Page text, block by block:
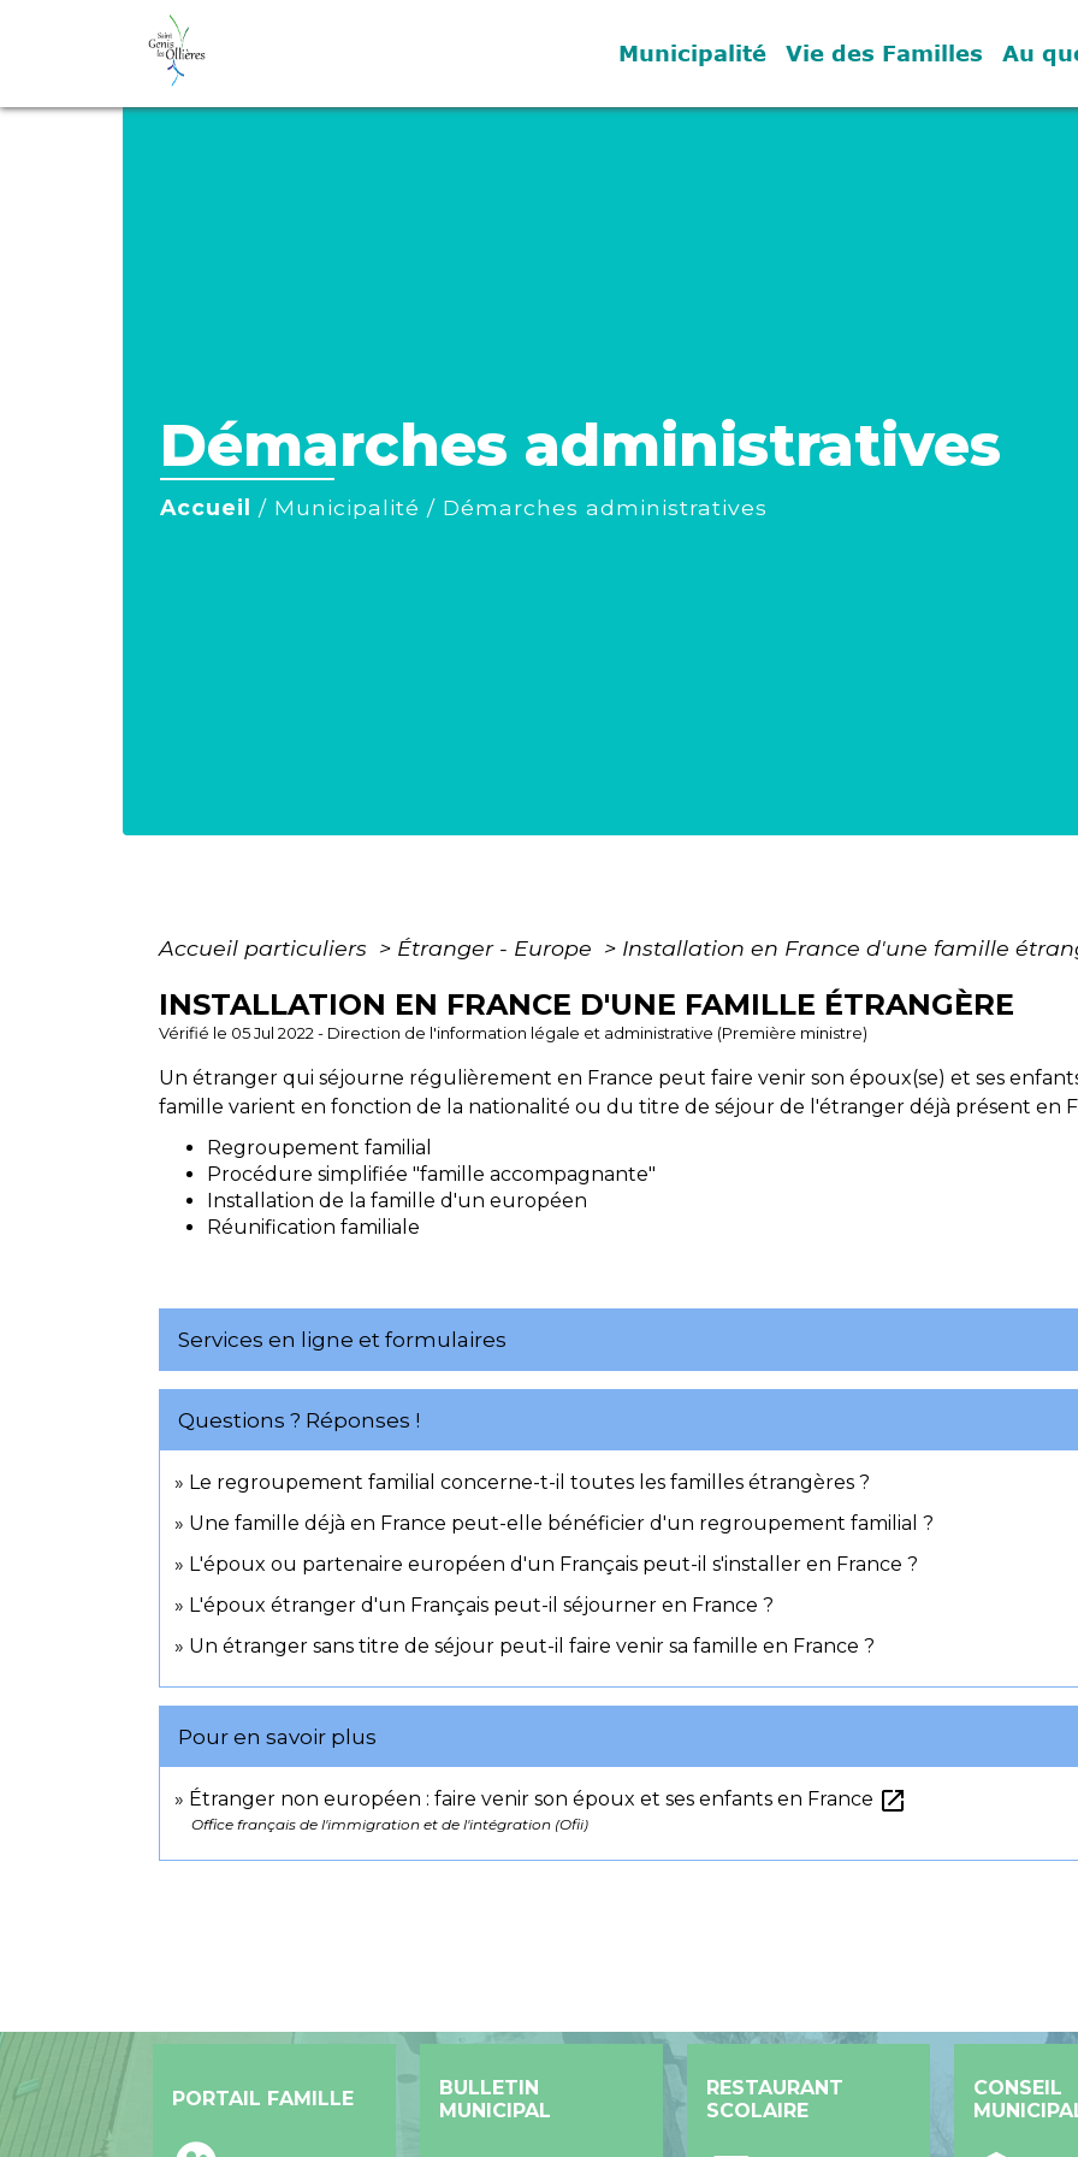
Municipalité Vie des Familles Au
Démarches administratives
Accueil / Municipalité / Démarches administratives
Accueil particuliers > Étranger - Europe > Installation en France d'une famille
INSTALLATION EN FRANCE D'UNE FAMILLE ÉTRANGÈRE
Vérifié le 05 Jul 2022 - Direction de l'information légale et administrative (Première ministre)
Un étranger qui séjourne régulièrement en France peut faire venir son époux(se) et ses
famille varient en fonction de la nationalité ou du titre de séjour de l'étranger déjà présent en
Regroupement familial
Procédure simplifiée "famille accompagnante"
Installation de la famille d'un européen
Réunification familiale
Services en ligne et formulaires
Questions ? Réponses !
Le regroupement familial concerne-t-il toutes les familles étrangères ?
Une famille déjà en France peut-elle bénéficier d'un regroupement familial ?
L'époux ou partenaire européen d'un Français peut-il s'installer en France ?
L'époux étranger d'un Français peut-il séjourner en France ?
Un étranger sans titre de séjour peut-il faire venir sa famille en France ?
Pour en savoir plus
Étranger non européen : faire venir son époux et ses enfants en France open_in_new
Office français de l'immigration et de l'intégration (Ofii)
PORTAIL FAMILLE
BULLETIN
MUNICIPAL
RESTAURANT
SCOLAIRE
CONSEIL